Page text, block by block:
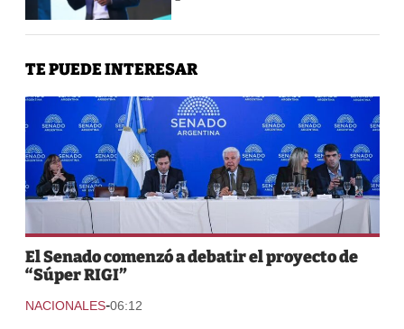
TE PUEDE INTERESAR
El Senado comenzó a debatir el proyecto de
“Súper RIGI”
NACIONALES-06:12